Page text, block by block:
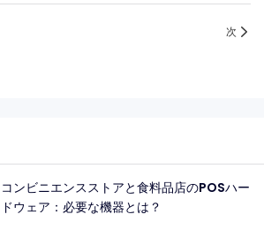
次
コンビニエンスストアと食料品店のPOSハー
ドウェア：必要な機器とは？